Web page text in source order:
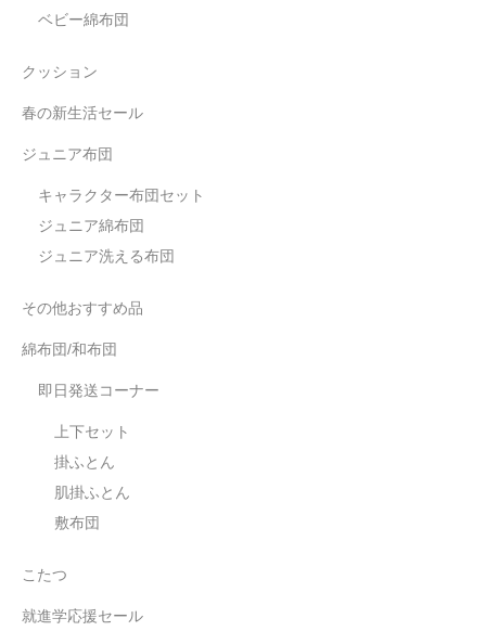
ベビー綿布団
クッション
春の新生活セール
ジュニア布団
キャラクター布団セット
ジュニア綿布団
ジュニア洗える布団
その他おすすめ品
綿布団/和布団
即日発送コーナー
上下セット
掛ふとん
肌掛ふとん
敷布団
こたつ
就進学応援セール